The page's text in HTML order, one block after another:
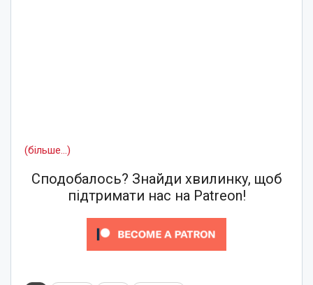
(більше…)
Сподобалось? Знайди хвилинку, щоб
підтримати нас на Patreon!